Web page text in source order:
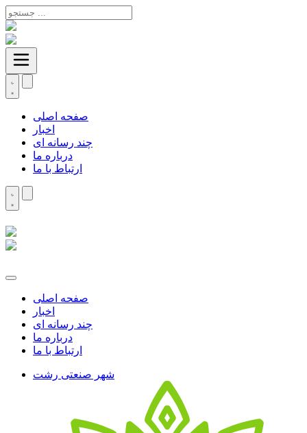
صفحه اصلی
اخبار
چند رسانه ای
درباره ما
ارتباط با ما
صفحه اصلی
اخبار
چند رسانه ای
درباره ما
ارتباط با ما
شهر صنعتی رشت